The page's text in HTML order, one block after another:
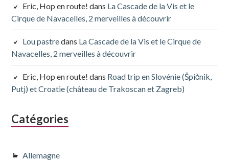
Eric, Hop en route! dans La Cascade de la Vis et le
Cirque de Navacelles, 2 merveilles à découvrir
Lou pastredans La Cascade de la Vis et le Cirque de
Navacelles, 2 merveilles à découvrir
Eric, Hop en route! dans Road trip en Slovénie (Špičnik,
Putj) et Croatie (château de Trakoscan et Zagreb)
Catégories
Allemagne